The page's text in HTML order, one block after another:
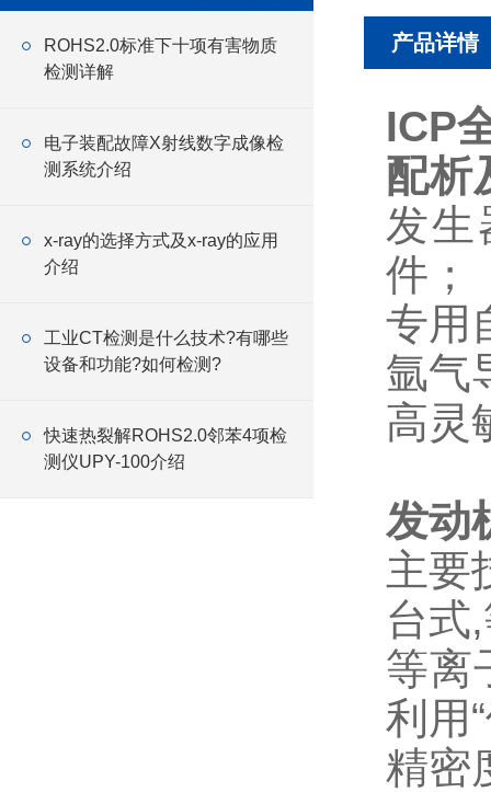
ROHS2.0标准下十项有害物质
检测详解
电子装配故障X射线数字成像检
测系统介绍
x-ray的选择方式及x-ray的应用
介绍
工业CT检测是什么技术?有哪些
设备和功能?如何检测?
快速热裂解ROHS2.0邻苯4项检
测仪UPY-100介绍
产品详情
ICP
配析
发生
件；
专用
氩气
高灵
发动
主要
台式
等离
利用
精密